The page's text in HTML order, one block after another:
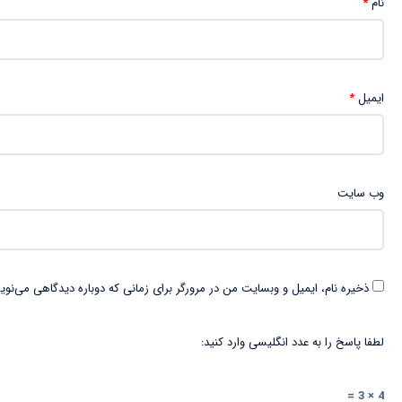
ایمیل*
وب‌ سایت
ذخیره نام، ایمیل و وبسایت من در مرورگر برای زمانی که دوباره دیدگاهی
لطفا پاسخ را به عدد انگلیسی وارد کنید:
4 × 3 =